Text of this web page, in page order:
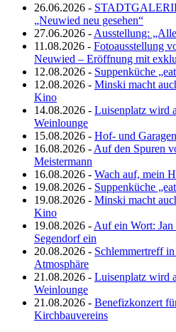
26.06.2026 -
„Neuwied neu gesehen“
27.06.2026 - Ausstellung:
11.08.2026 - Fotoausstellung
Neuwied – Eröffnung mit
12.08.2026 - Suppenküche
12.08.2026 - Minski macht
Kino
14.08.2026 - Luisenplatz wird
Weinlounge
15.08.2026 - Hof- und
16.08.2026 - Auf den Spuren
Meistermann
16.08.2026 - Wach auf, mein
19.08.2026 - Suppenküche
19.08.2026 - Minski macht
Kino
19.08.2026 - Auf ein Wort: Jan
Segendorf ein
20.08.2026 - Schlemmertreff
Atmosphäre
21.08.2026 - Luisenplatz wird
Weinlounge
21.08.2026 - Benefizkonzert
Kirchbauvereins